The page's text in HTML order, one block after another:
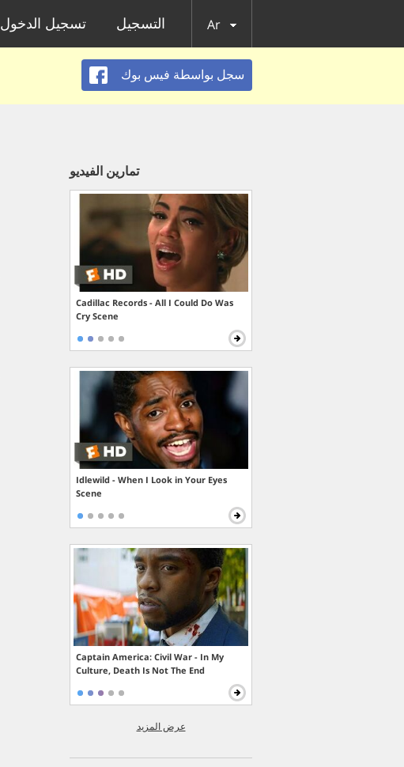
تسجيل الدخول التسجيل Ar
سجل بواسطة فيس بوك
تمارين الفيديو
Cadillac Records - All I Could Do Was
Cry Scene
Idlewild - When I Look in Your Eyes
Scene
Captain America: Civil War - In My
Culture, Death Is Not The End
عرض المزيد